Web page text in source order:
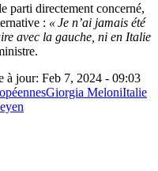
parti directement concerné,
: « Je n’ai jamais été
avec la gauche, ni en Italie
à jour: Feb 7, 2024 - 09:03
Giorgia MeloniItalie